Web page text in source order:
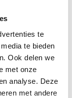
te
te bieden
Ook delen we
met onze
analyse. Deze
met andere
is dan €
vijf jaren.
dat je
dan
of een lid aan
je stemrecht of